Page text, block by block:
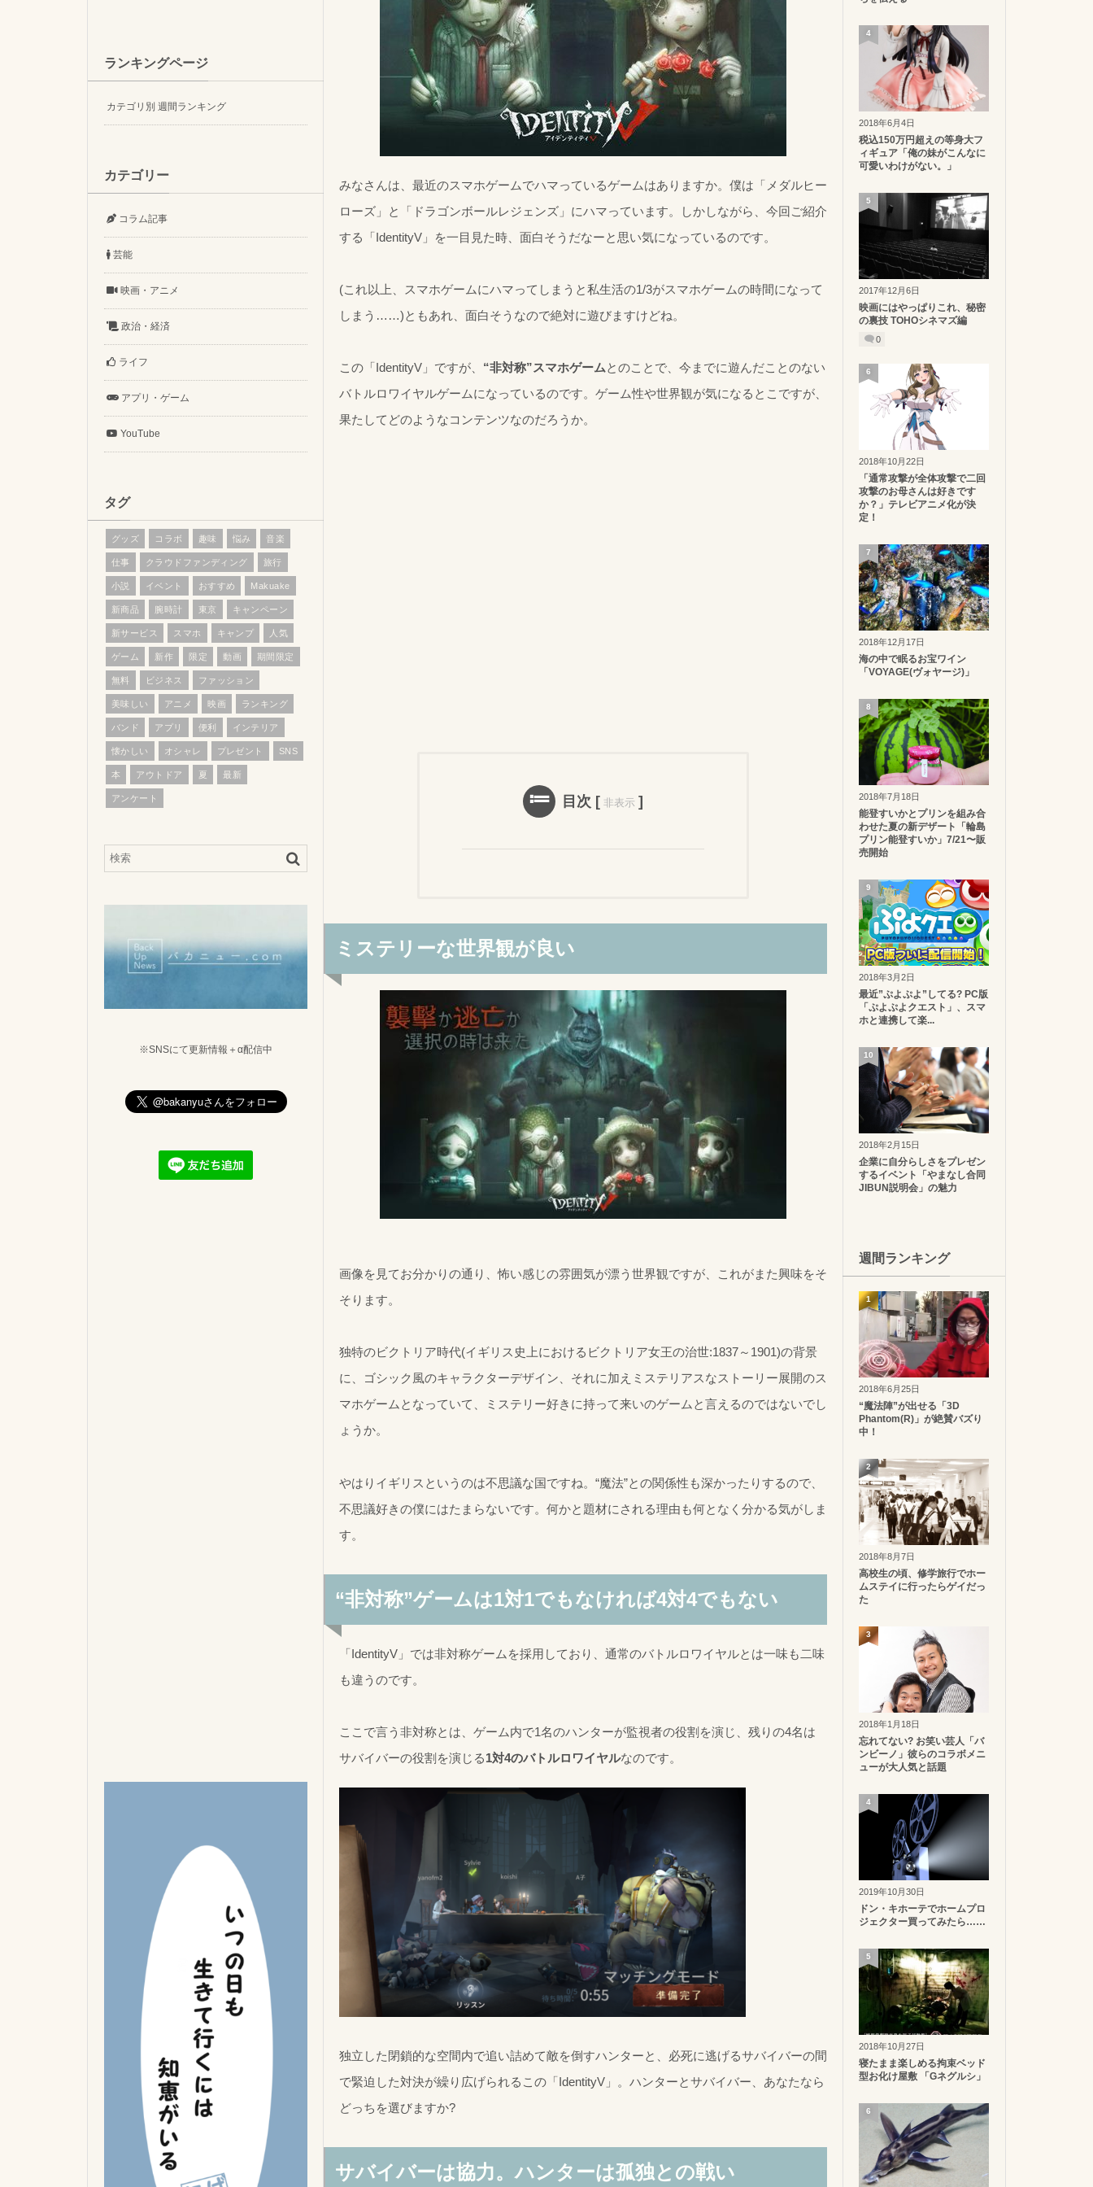
みなさんは、最近のスマホゲームでハマっているゲームはありますか。僕は「メダルヒー
ローズ」と「ドラゴンボールレジェンズ」にハマっています。しかしながら、今回ご紹介
する「IdentityV」を一目見た時、面白そうだなーと思い気になっているのです。
(これ以上、スマホゲームにハマってしまうと私生活の1/3がスマホゲームの時間になって
しまう……)ともあれ、面白そうなので絶対に遊びますけどね。
この「IdentityV」ですが、 “非対称”スマホゲームとのことで、今までに遊んだことのない
バトルロワイヤルゲームになっているのです。ゲーム性や世界観が気になるとこですが、
果たしてどのようなコンテンツなのだろうか。
目次 [ 非表示 ]
ミステリーな世界観が良い
画像を見てお分かりの通り、怖い感じの雰囲気が漂う世界観ですが、これがまた興味をそ
そります。
独特のビクトリア時代(イギリス史上におけるビクトリア女王の治世:1837～1901)の背景
に、ゴシック風のキャラクターデザイン、それに加えミステリアスなストーリー展開のス
マホゲームとなっていて、ミステリー好きに持って来いのゲームと言えるのではないでし
ょうか。
やはりイギリスというのは不思議な国ですね。“魔法”との関係性も深かったりするので、
不思議好きの僕にはたまらないです。何かと題材にされる理由も何となく分かる気がしま
す。
“非対称”ゲームは1対1でもなければ4対4でもない
「IdentityV」では非対称ゲームを採用しており、通常のバトルロワイヤルとは一味も二味
も違うのです。
ここで言う非対称とは、ゲーム内で1名のハンターが監視者の役割を演じ、残りの4名は
サバイバーの役割を演じる1対4のバトルロワイヤルなのです。
独立した閉鎖的な空間内で追い詰めて敵を倒すハンターと、必死に逃げるサバイバーの間
で緊迫した対決が繰り広げられるこの「IdentityV」。ハンターとサバイバー、あなたなら
どっちを選びますか?
サバイバーは協力。ハンターは孤独との戦い
ランキングページ
カテゴリ別 週間ランキング
カテゴリー
コラム記事
芸能
映画・アニメ
政治・経済
ライフ
アプリ・ゲーム
YouTube
タグ
グッズ コラボ 趣味 悩み 音楽
仕事 クラウドファンディング 旅行
小説 イベント おすすめ Makuake
新商品 腕時計 東京 キャンペーン
新サービス スマホ キャンプ 人気
ゲーム 新作 限定 動画 期間限定
無料 ビジネス ファッション
美味しい アニメ 映画 ランキング
バンド アプリ 便利 インテリア
懐かしい オシャレ プレゼント SNS
本 アウトドア 夏 最新
アンケート
※SNSにて更新情報＋α配信中
2018年6月4日
税込150万円超えの等身大フ
ィギュア「俺の妹がこんなに
可愛いわけがない。」
4
2017年12月6日
映画にはやっぱりこれ、秘密
の裏技 TOHOシネマズ編
0
5
2018年10月22日
「通常攻撃が全体攻撃で二回
攻撃のお母さんは好きです
か？」テレビアニメ化が決
定！
6
2018年12月17日
海の中で眠るお宝ワイン
「VOYAGE(ヴォヤージ)」
7
2018年7月18日
能登すいかとプリンを組み合
わせた夏の新デザート「輪島
プリン能登すいか」7/21〜販
売開始
8
2018年3月2日
最近”ぷよぷよ”してる? PC版
「ぷよぷよクエスト」、スマ
ホと連携して楽...
9
2018年2月15日
企業に自分らしさをプレゼン
するイベント「やまなし合同
JIBUN説明会」の魅力
10
週間ランキング
2018年6月25日
“魔法陣”が出せる「3D
Phantom(R)」が絶賛バズり
中！
1
2018年8月7日
高校生の頃、修学旅行でホー
ムステイに行ったらゲイだっ
た
2
2018年1月18日
忘れてない? お笑い芸人「バ
ンビーノ」彼らのコラボメニ
ューが大人気と話題
3
2019年10月30日
ドン・キホーテでホームプロ
ジェクター買ってみたら……
4
2018年10月27日
寝たまま楽しめる拘束ベッド
型お化け屋敷 「Gネグルシ」
5
6